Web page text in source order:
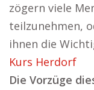
zögern viele
teilzunehmen,
ihnen die
Kurs Herdorf
Die Vorzüge